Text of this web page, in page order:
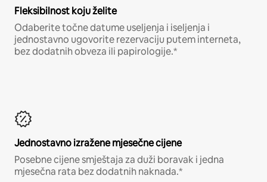
Fleksibilnost koju želite
Odaberite točne datume useljenja i iseljenja i
jednostavno ugovorite rezervaciju putem interneta,
bez dodatnih obveza ili papirologije.*
Jednostavno izražene mjesečne cijene
Posebne cijene smještaja za duži boravak i jedna
mjesečna rata bez dodatnih naknada.*